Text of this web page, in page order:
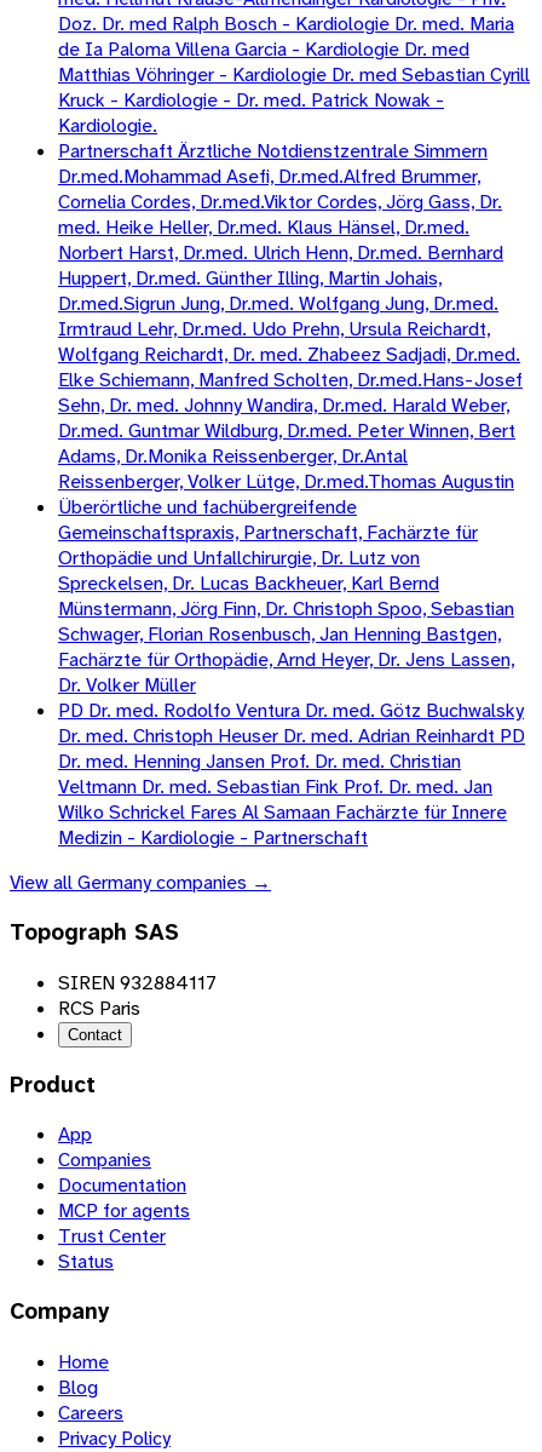
Doz. Dr. med Ralph Bosch - Kardiologie Dr. med. Maria
de Ia Paloma Villena Garcia - Kardiologie Dr. med
Matthias Vöhringer - Kardiologie Dr. med Sebastian Cyrill
Kruck - Kardiologie - Dr. med. Patrick Nowak -
Kardiologie.
Partnerschaft Ärztliche Notdienstzentrale Simmern
Dr.med.Mohammad Asefi, Dr.med.Alfred Brummer,
Cornelia Cordes, Dr.med.Viktor Cordes, Jörg Gass, Dr.
med. Heike Heller, Dr.med. Klaus Hänsel, Dr.med.
Norbert Harst, Dr.med. Ulrich Henn, Dr.med. Bernhard
Huppert, Dr.med. Günther Illing, Martin Johais,
Dr.med.Sigrun Jung, Dr.med. Wolfgang Jung, Dr.med.
Irmtraud Lehr, Dr.med. Udo Prehn, Ursula Reichardt,
Wolfgang Reichardt, Dr. med. Zhabeez Sadjadi, Dr.med.
Elke Schiemann, Manfred Scholten, Dr.med.Hans-Josef
Sehn, Dr. med. Johnny Wandira, Dr.med. Harald Weber,
Dr.med. Guntmar Wildburg, Dr.med. Peter Winnen, Bert
Adams, Dr.Monika Reissenberger, Dr.Antal
Reissenberger, Volker Lütge, Dr.med.Thomas Augustin
Überörtliche und fachübergreifende
Gemeinschaftspraxis, Partnerschaft, Fachärzte für
Orthopädie und Unfallchirurgie, Dr. Lutz von
Spreckelsen, Dr. Lucas Backheuer, Karl Bernd
Münstermann, Jörg Finn, Dr. Christoph Spoo, Sebastian
Schwager, Florian Rosenbusch, Jan Henning Bastgen,
Fachärzte für Orthopädie, Arnd Heyer, Dr. Jens Lassen,
Dr. Volker Müller
PD Dr. med. Rodolfo Ventura Dr. med. Götz Buchwalsky
Dr. med. Christoph Heuser Dr. med. Adrian Reinhardt PD
Dr. med. Henning Jansen Prof. Dr. med. Christian
Veltmann Dr. med. Sebastian Fink Prof. Dr. med. Jan
Wilko Schrickel Fares Al Samaan Fachärzte für Innere
Medizin - Kardiologie - Partnerschaft
View allGermanycompanies →
Topograph SAS
SIREN 932884117
RCS Paris
Contact
Product
App
Companies
Documentation
MCP for agents
Trust Center
Status
Company
Home
Blog
Careers
Privacy Policy